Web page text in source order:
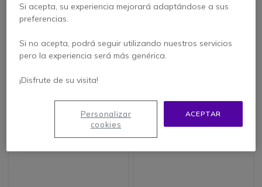
Isafe IS540.2 Isafe IS540.1
Si acepta, su experiencia mejorará adaptándose a sus
preferencias.
Si no acepta, podrá seguir utilizando nuestros servicios
pero la experiencia será más genérica.
¡Disfrute de su visita!
ACEPTAR
Personalizar
cookies